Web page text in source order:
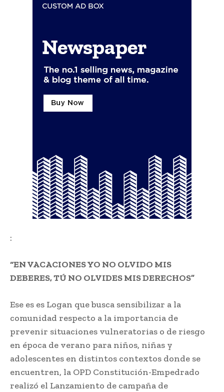
:
“EN VACACIONES YO NO OLVIDO MIS
DEBERES, TÚ NO OLVIDES MIS DERECHOS”
Ese es es Logan que busca sensibilizar a la
comunidad respecto a la importancia de
prevenir situaciones vulneratorias o de riesgo
en época de verano para niños, niñas y
adolescentes en distintos contextos donde se
encuentren, la OPD Constitución-Empedrado
realizó el Lanzamiento de campaña de